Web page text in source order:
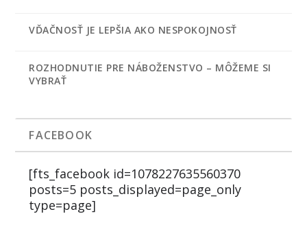
VĎAČNOSŤ JE LEPŠIA AKO NESPOKOJNOSŤ
ROZHODNUTIE PRE NÁBOŽENSTVO – MÔŽEME SI
VYBRAŤ
FACEBOOK
[fts_facebook id=1078227635560370
posts=5 posts_displayed=page_only
type=page]